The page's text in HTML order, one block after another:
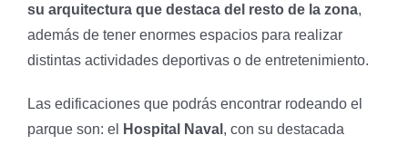
su arquitectura que destaca del resto de la zona,
además de tener enormes espacios para realizar
distintas actividades deportivas o de entretenimiento.
Las edificaciones que podrás encontrar rodeando el
parque son: el
Hospital Naval , con su destacada